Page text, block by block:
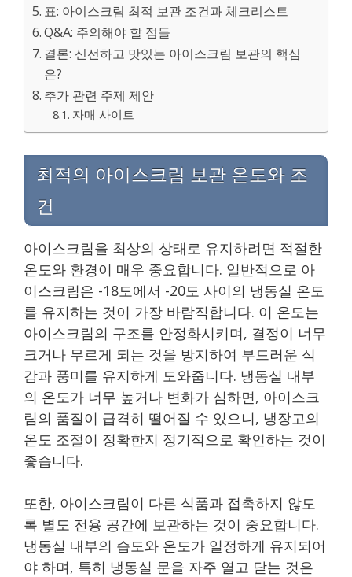
표: 아이스크림 최적 보관 조건과 체크리스트
Q&A: 주의해야 할 점들
결론: 신선하고 맛있는 아이스크림 보관의 핵심
은?
추가 관련 주제 제안
자매 사이트
최적의 아이스크림 보관 온도와 조
건
아이스크림을 최상의 상태로 유지하려면 적절한
온도와 환경이 매우 중요합니다. 일반적으로 아
이스크림은 -18도에서 -20도 사이의 냉동실 온도
를 유지하는 것이 가장 바람직합니다. 이 온도는
아이스크림의 구조를 안정화시키며, 결정이 너무
크거나 무르게 되는 것을 방지하여 부드러운 식
감과 풍미를 유지하게 도와줍니다. 냉동실 내부
의 온도가 너무 높거나 변화가 심하면, 아이스크
림의 품질이 급격히 떨어질 수 있으니, 냉장고의
온도 조절이 정확한지 정기적으로 확인하는 것이
좋습니다.
또한, 아이스크림이 다른 식품과 접촉하지 않도
록 별도 전용 공간에 보관하는 것이 중요합니다.
냉동실 내부의 습도와 온도가 일정하게 유지되어
야 하며, 특히 냉동실 문을 자주 열고 닫는 것은